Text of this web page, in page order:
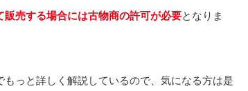
売する場合には古物商の許可が必要となりま
もっと詳しく解説しているので、気になる方は是